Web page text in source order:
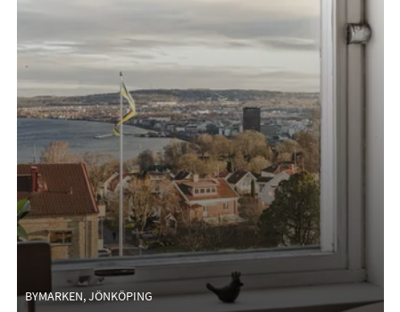
BYMARKEN, JÖNKÖPING